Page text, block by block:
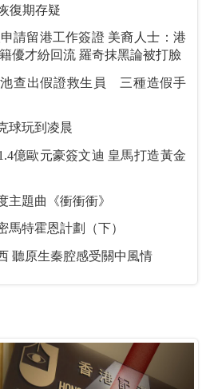
航運恢復期存疑
工作簽證 美裔人士：港
凰涅槃時刻 外籍優才紛回流 羅奇抹黑論被打臉
查出假證救生員 三種造假手
球玩到凌晨
豪簽文迪 皇馬打造黃金
主題曲《衝衝衝》
馬特霍恩計劃（下）
跟着《主角》遊陝西 聽原生秦腔感受關中風情